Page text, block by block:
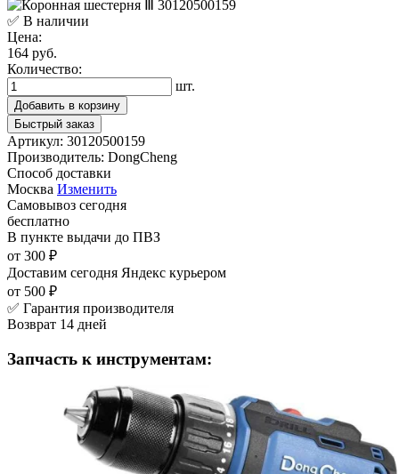
✅ В наличии
Цена:
164 руб.
Количество:
шт.
Добавить в корзину
Быстрый заказ
Артикул: 30120500159
Производитель: DongCheng
Способ доставки
Москва Изменить
Самовывоз сегодня
бесплатно
В пункте выдачи до ПВЗ
от 300 ₽
Доставим сегодня Яндекс курьером
от 500 ₽
✅ Гарантия производителя
Возврат 14 дней
Запчасть к инструментам: